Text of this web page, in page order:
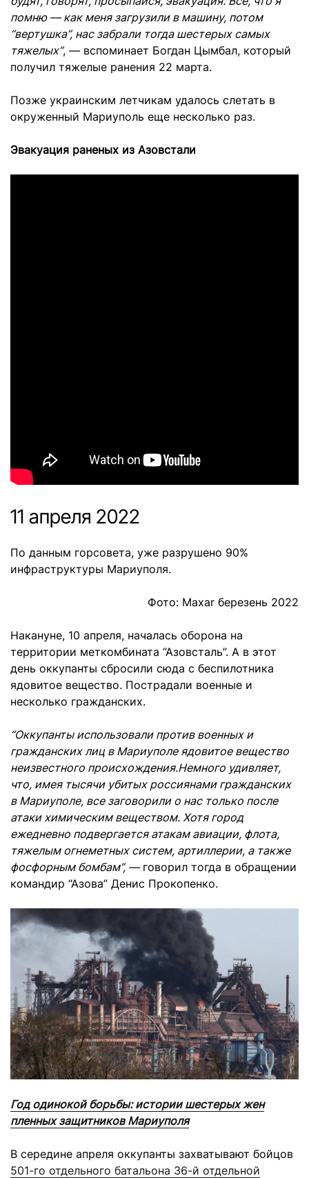
помню — как меня загрузили в машину, потом
“вертушка”, нас забрали тогда шестерых самых
тяжелых”, — вспоминает Богдан Цымбал, который
получил тяжелые ранения 22 марта.
Позже украинским летчикам удалось слетать в
окруженный Мариуполь еще несколько раз.
Эвакуация раненых из Азовстали
11 апреля 2022
По данным горсовета, уже разрушено 90%
инфраструктуры Мариуполя.
Фото: Maxar березень 2022
Накануне, 10 апреля, началась оборона на
территории меткомбината “Азовсталь”. А в этот
день оккупанты сбросили сюда с беспилотника
ядовитое вещество. Пострадали военные и
несколько гражданских.
“Оккупанты использовали против военных и
гражданских лиц в Мариуполе ядовитое вещество
неизвестного происхождения.Немного удивляет,
что, имея тысячи убитых россиянами гражданских
в Мариуполе, все заговорили о нас только после
атаки химическим веществом. Хотя город
ежедневно подвергается атакам авиации, флота,
тяжелым огнеметных систем, артиллерии, а также
фосфорным бомбам”, —говорил тогда в обращении
командир “Азова” Денис Прокопенко.
Год одинокой борьбы: истории шестерых жен
пленных защитников Мариуполя
В середине апреля оккупанты захватывают бойцов
501-го отдельного батальона 36-й отдельной